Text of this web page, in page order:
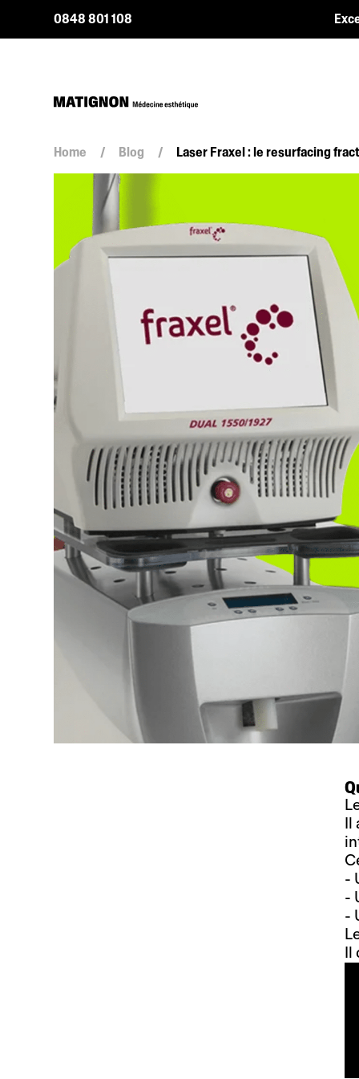
0848 801 108
Home / Blog / Laser Fraxel : le resurfacing
-
-
-